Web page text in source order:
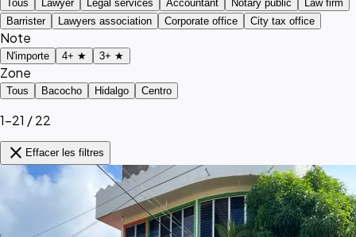
Tous Lawyer Legal services Accountant Notary public
Law firm
Barrister
Lawyers association Corporate office City tax office
Note
N'importe 4+ ★ 3+ ★
Zone
Tous Bacocho Hidalgo Centro
1–21 / 22
close Effacer les filtres